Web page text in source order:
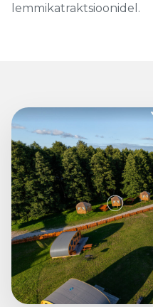
lemmikatraktsioonidel.